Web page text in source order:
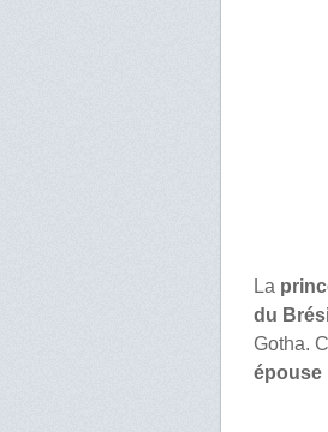
La
du
Gotha.
épouse